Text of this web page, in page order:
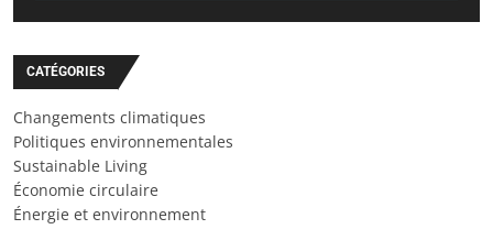
CATÉGORIES
Changements climatiques
Politiques environnementales
Sustainable Living
Économie circulaire
Énergie et environnement